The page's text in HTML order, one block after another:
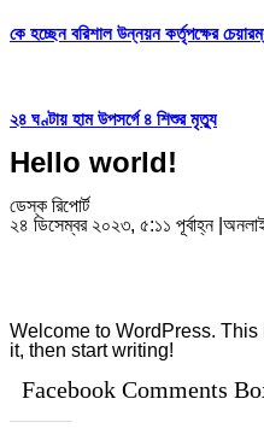
কে হচ্ছেন বরিশাল উন্নয়ন কর্তৃপক্ষের
২৪ ঘণ্টায় হাম উপসর্গে ৪ শিশুর মৃত্যু
Hello world!
ডেস্ক রিপোর্ট
২৪ ডিসেম্বর ২০২৩, ৫:১১ পূর্বাহ্ন
Welcome to WordPress.
it, then start writing!
Facebook Comments